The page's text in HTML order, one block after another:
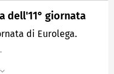
dell'11° giornata
di Eurolega.